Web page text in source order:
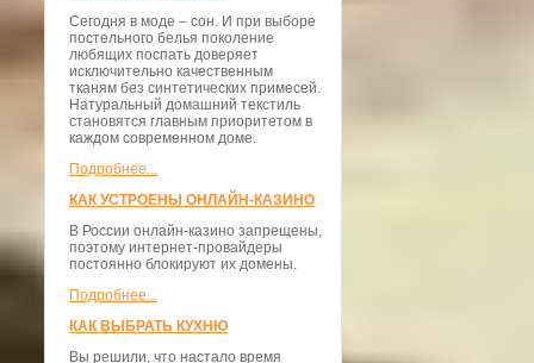
Сегодня в моде – сон. И при выборе
постельного белья поколение
любящих поспать доверяет
исключительно качественным
тканям без синтетических примесей.
Натуральный домашний текстиль
становятся главным приоритетом в
каждом современном доме.
Подробнее...
КАК УСТРОЕНЫ ОНЛАЙН-КАЗИНО
В России онлайн-казино запрещены,
поэтому интернет-провайдеры
постоянно блокируют их домены.
Подробнее...
КАК ВЫБРАТЬ КУХНЮ
Вы решили, что настало время